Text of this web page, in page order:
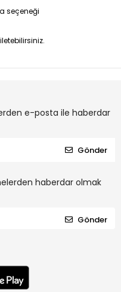
seçeneği
e-posta ile haberdar
Gönder
haberdar olmak
Gönder